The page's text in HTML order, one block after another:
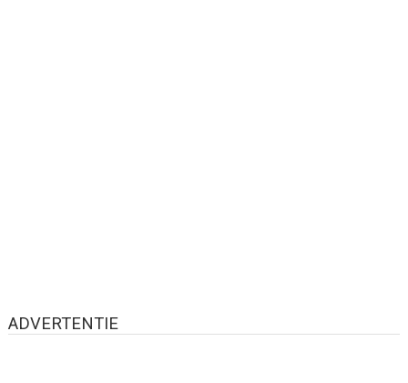
ADVERTENTIE